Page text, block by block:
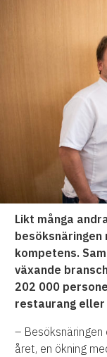
Likt många
kompetens.
växande
202 000
restaurang eller
–
året, en ökning